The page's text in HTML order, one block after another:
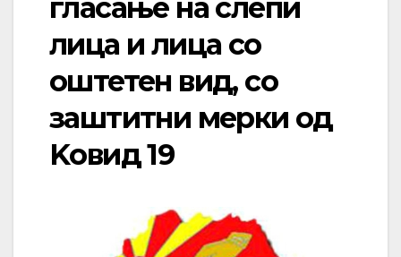
гласање на слепи
лица и лица со
оштетен вид, со
заштитни мерки од
Kовид 19